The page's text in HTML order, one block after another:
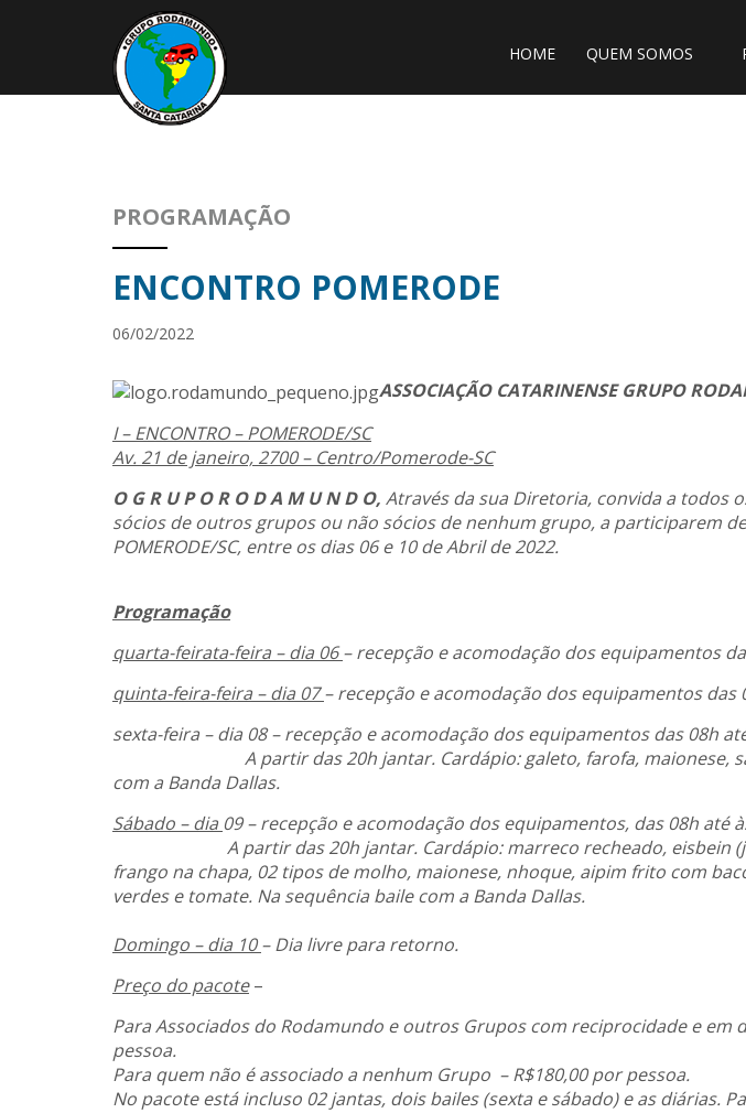
HOME QUEM SOMOS
PROGRAMAÇÃO
ENCONTRO POMERODE
06/02/2022
ASSOCIAÇÃO CATARINENSE GRUPO
I – ENCONTRO – POMERODE/SC
Av. 21 de janeiro, 2700 – Centro/Pomerode-SC
O G R U P O R O D A M U N D O, Através da sua Diretoria, convida a todos
sócios de outros grupos ou não sócios de nenhum grupo, a participarem
POMERODE/SC, entre os dias 06 e 10 de Abril de 2022.
Programação
quarta-feirata-feira – dia 06– recepção e acomodação dos equipamentos
quinta-feira-feira – dia 07– recepção e acomodação dos equipamentos das
sexta-feira – dia 08 – recepção e acomodação dos equipamentos das 08h
A partir das 20h jantar. Cardápio: galeto, farofa, maionese,
com a Banda Dallas.
Sábado – dia 09 – recepção e acomodação dos equipamentos, das 08h até
A partir das 20h jantar. Cardápio: marreco recheado, eisbein
frango na chapa, 02 tipos de molho, maionese, nhoque, aipim frito com
verdes e tomate. Na sequência baile com a Banda Dallas.
Domingo – dia 10– Dia livre para retorno.
Preço do pacote–
Para Associados do Rodamundo e outros Grupos com reciprocidade e em
pessoa.
Para quem não é associado a nenhum Grupo – R$180,00 por pessoa.
No pacote está incluso 02 jantas, dois bailes (sexta e sábado) e as diárias.